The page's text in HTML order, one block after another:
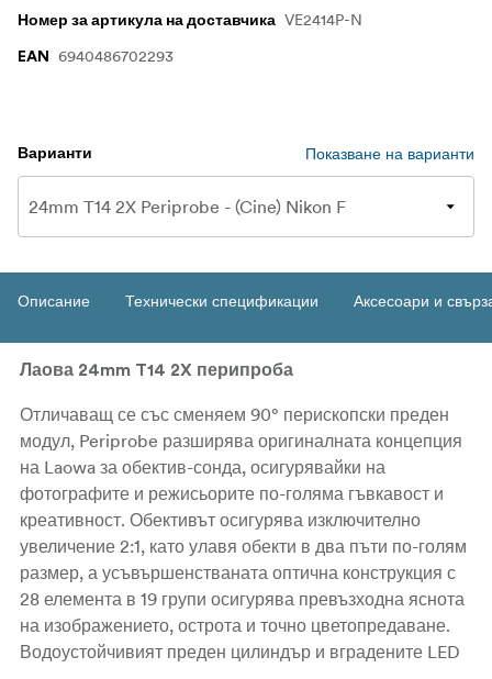
Номер за артикула на доставчика VE2414P-N
EAN 6940486702293
Варианти Показване на варианти
Описание Технически спецификации Аксесоари и
Лаова 24mm T14 2X перипроба
Отличаващ се със сменяем 90° перископски преден
модул, Periprobe разширява оригиналната концепция
на Laowa за обектив-сонда, осигурявайки на
фотографите и режисьорите по-голяма гъвкавост и
креативност. Обективът осигурява изключително
увеличение 2:1, като улавя обекти в два пъти по-голям
размер, а усъвършенстваната оптична конструкция с
28 елемента в 19 групи осигурява превъзходна яснота
на изображението, острота и точно цветопредаване.
Водоустойчивият преден цилиндър и вградените LED